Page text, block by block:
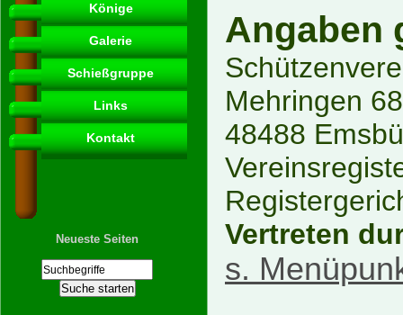
Könige
Galerie
Schießgruppe
Links
Kontakt
Neueste Seiten
Angaben
Mehringen
48488
Vertreten
s.